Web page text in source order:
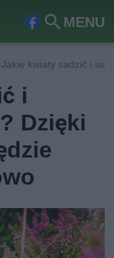
MENU
Fa
ook
Szu
Jakie kwiaty sadzić i
i
Dzięki